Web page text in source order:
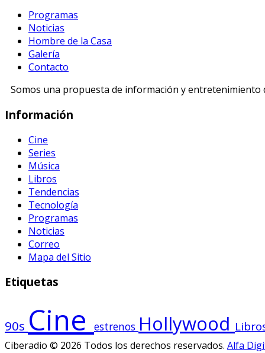
Programas
Noticias
Hombre de la Casa
Galería
Contacto
Somos una propuesta de información y
Información
Cine
Series
Música
Libros
Tendencias
Tecnología
Programas
Noticias
Correo
Mapa del Sitio
Etiquetas
90s Cine estrenos Hollywood
Ciberadio © 2026 Todos los derechos reservados. Alfa